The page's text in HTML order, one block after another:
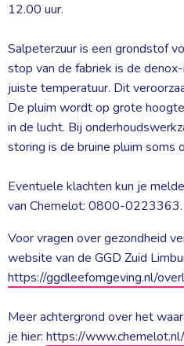
12.00 uur.
Salpeterzuur is een grondstof
stop van de fabriek is de
juiste temperatuur. Dit
De pluim wordt op grote
in de lucht. Bij
storing is de bruine pluim soms
Eventuele klachten kun je
van Chemelot: 0800-0223363.
Voor vragen over gezondheid
website van de GGD Zuid
https://ggdleefomgeving.nl/
Meer achtergrond over het
je hier: https://